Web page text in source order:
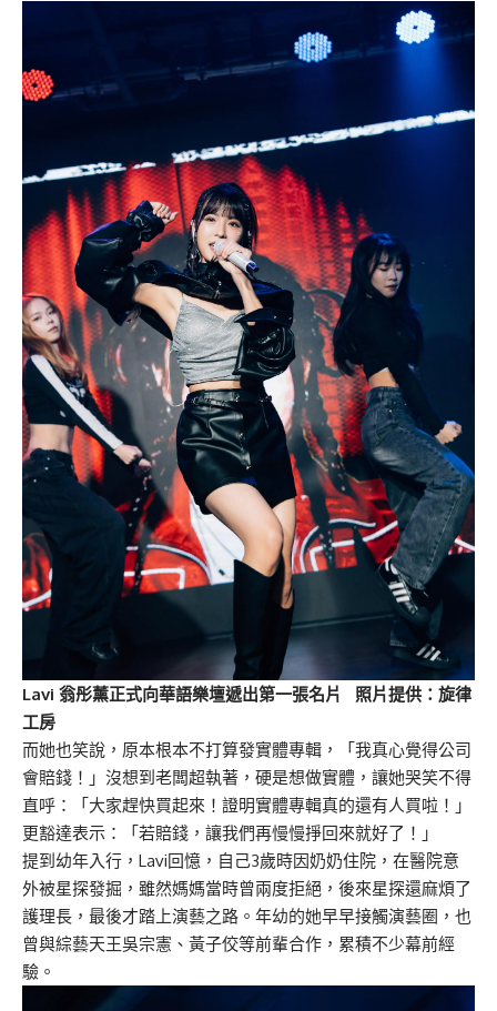
Lavi 翁彤薰正式向華語樂壇遞出第一張名片 照片提供：旋律
工房
而她也笑說，原本根本不打算發實體專輯，「我真心覺得公司
會賠錢！」沒想到老闆超執著，硬是想做實體，讓她哭笑不得
直呼：「大家趕快買起來！證明實體專輯真的還有人買啦！」
更豁達表示：「若賠錢，讓我們再慢慢掙回來就好了！」
提到幼年入行，Lavi回憶，自己3歲時因奶奶住院，在醫院意
外被星探發掘，雖然媽媽當時曾兩度拒絕，後來星探還麻煩了
護理長，最後才踏上演藝之路。年幼的她早早接觸演藝圈，也
曾與綜藝天王吳宗憲、黃子佼等前輩合作，累積不少幕前經
驗。